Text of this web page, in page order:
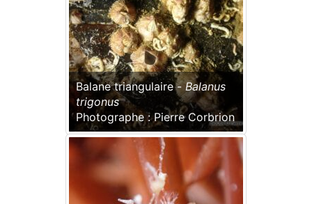
Balane triangulaire -Balanus
trigonus
Photographe : Pierre Corbrion